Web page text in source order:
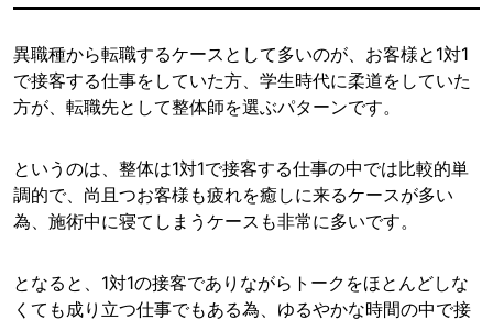
異職種から転職するケースとして多いのが、お客様と1対1
で接客する仕事をしていた方、学生時代に柔道をしていた
方が、転職先として整体師を選ぶパターンです。
というのは、整体は1対1で接客する仕事の中では比較的単
調的で、尚且つお客様も疲れを癒しに来るケースが多い
為、施術中に寝てしまうケースも非常に多いです。
となると、1対1の接客でありながらトークをほとんどしな
くても成り立つ仕事でもある為、ゆるやかな時間の中で接